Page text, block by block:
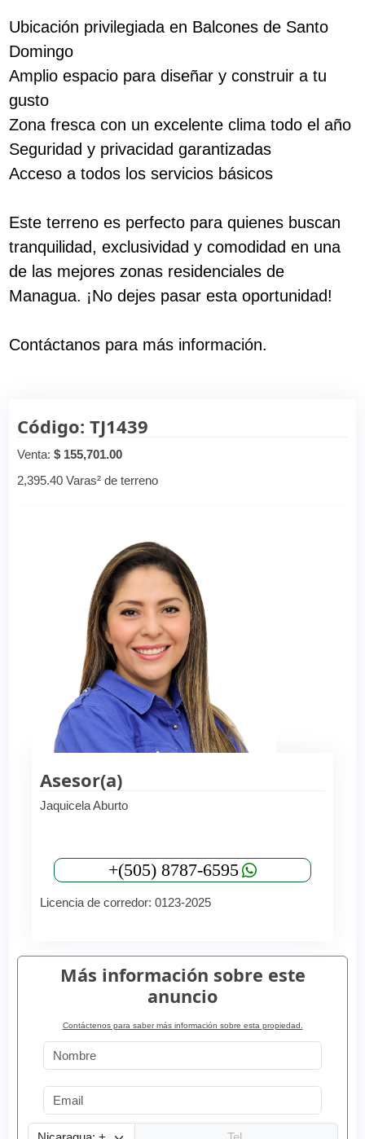
Ubicación privilegiada en Balcones de Santo
Domingo
Amplio espacio para diseñar y construir a tu
gusto
Zona fresca con un excelente clima todo el año
Seguridad y privacidad garantizadas
Acceso a todos los servicios básicos
Este terreno es perfecto para quienes buscan
tranquilidad, exclusividad y comodidad en una
de las mejores zonas residenciales de
Managua. ¡No dejes pasar esta oportunidad!
Contáctanos para más información.
Código: TJ1439
Venta:$ 155,701.00
2,395.40 Varas² de terreno
Asesor(a)
Jaquicela Aburto
+(505) 8787-6595
Licencia de corredor: 0123-2025
Más información sobre este
anuncio
Contáctenos para saber más información sobre esta propiedad.